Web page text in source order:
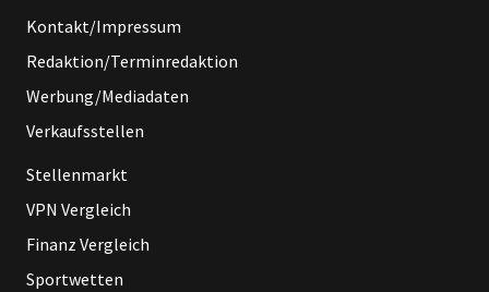
Kontakt/Impressum
Redaktion/Terminredaktion
Werbung/Mediadaten
Verkaufsstellen
Stellenmarkt
VPN Vergleich
Finanz Vergleich
Sportwetten